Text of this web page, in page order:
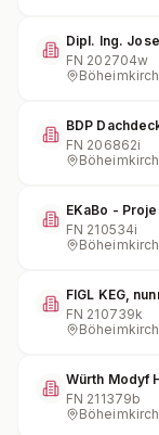
Dipl. Ing.
FN 202704w
BDP
FN 206862i
EKaBo -
FN 210534i
FIGL KEG,
FN 210739k
Würth Modyf
FN 211379b